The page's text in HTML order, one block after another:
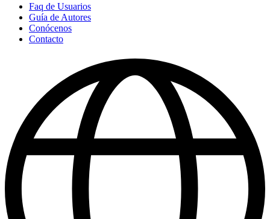
Faq de Usuarios
Guía de Autores
Conócenos
Contacto